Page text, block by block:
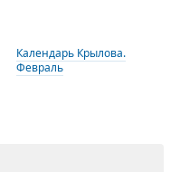
Календарь Крылова.
Февраль